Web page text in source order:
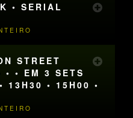
• SERIAL
STREET
• EM 3 SETS
13H30 • 15H00 •